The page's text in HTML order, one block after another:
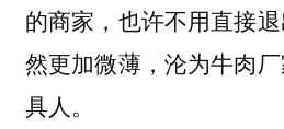
的商家，也许不用直接
然更加微薄，沦为牛肉
具人。